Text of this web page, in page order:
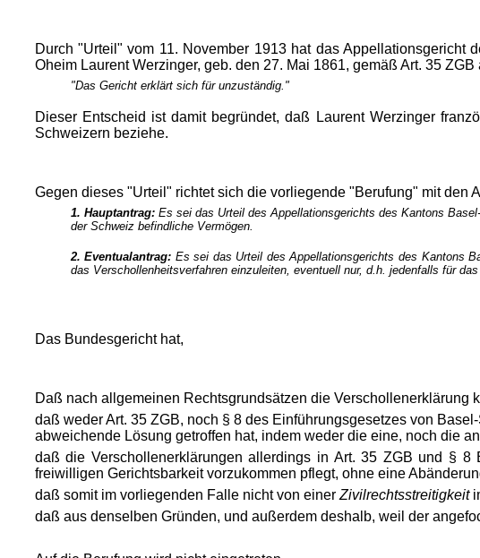
Durch "Urteil" vom 11. November 1913 hat das
Oheim Laurent Werzinger, geb. den 27. Mai 1861, gemäß Art. 35
"Das Gericht erklärt sich für unzuständig."
Dieser Entscheid ist damit begründet, daß Laurent Werzinger
Schweizern beziehe.
Gegen dieses "Urteil" richtet sich die vorliegende "Berufung" mit den
1. Hauptantrag:Es sei das Urteil des Appellationsgerichts des Kantons
der Schweiz befindliche Vermögen.
2. Eventualantrag: Es sei das Urteil des Appellationsgerichts des Kantons
das Verschollenheitsverfahren einzuleiten, eventuell nur, d.h. jedenfalls für
Das Bundesgericht hat,
Daß nach allgemeinen Rechtsgrundsätzen die Verschollenerklärung
daß weder Art. 35 ZGB, noch § 8 des Einführungsgesetzes von
abweichende Lösung getroffen hat, indem weder die eine, noch die
daß die Verschollenerklärungen allerdings in Art. 35 ZGB und § 8
freiwilligen Gerichtsbarkeit vorzukommen pflegt, ohne eine
daß somit im vorliegenden Falle nicht von einer Zivilrechtsstreitigkeit
daß aus denselben Gründen, und außerdem deshalb, weil der